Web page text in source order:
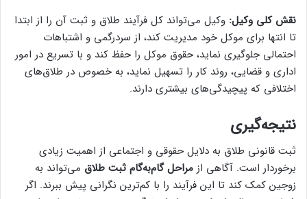
نقش کلی وکیل: وکیل می‌تواند کل فرآیند طلاق و ثبت آن را از ابتدا
تا انتها برای موکل خود مدیریت کند، از سردرگمی و اشتباهات
احتمالی جلوگیری نماید، حقوق موکل را حفظ کند و با تسریع در امور
اداری و قضایی، روند کار را تسهیل نماید، به خصوص در طلاق‌های
اختلافی که پیچیدگی‌های بیشتری دارند.
نتیجه‌گیری
ثبت قانونی طلاق به دلایل حقوقی و اجتماعی از اهمیت زیادی
برخوردار است. آگاهی از مراحل گام‌به‌گام ثبت طلاق می‌تواند به
زوجین کمک کند تا این فرآیند را با کم‌ترین نگرانی پیش ببرند. اگر